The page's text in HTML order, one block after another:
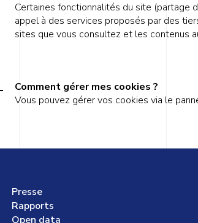
Certaines fonctionnalités du site (partage
appel à des services proposés par des
sites que vous consultez et les contenus
Comment gérer mes cookies ?
Vous pouvez gérer vos cookies via le
Presse
Rapports
Open data